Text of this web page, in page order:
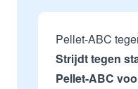
Pellet-ABC
Strijdt tegen
Pellet-ABC